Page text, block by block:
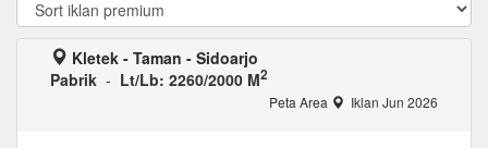
Kletek - Taman - Sidoarjo
Pabrik - Lt/Lb: 2260/2000 M2
Peta Area Iklan Jun 2026